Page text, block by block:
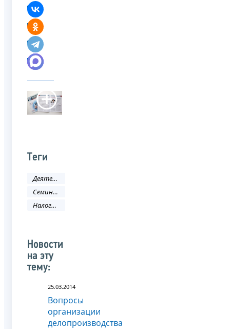
Теги
Деятельность ФНС
Семинар
Налоговая политика и практика
Новости
на эту
тему:
25.03.2014
Вопросы
организации
делопроизводства